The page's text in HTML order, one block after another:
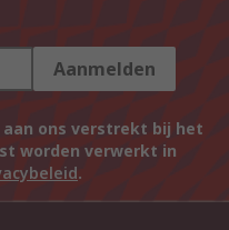
Aanmelden
aan ons verstrekt bij het
worden verwerkt in
.